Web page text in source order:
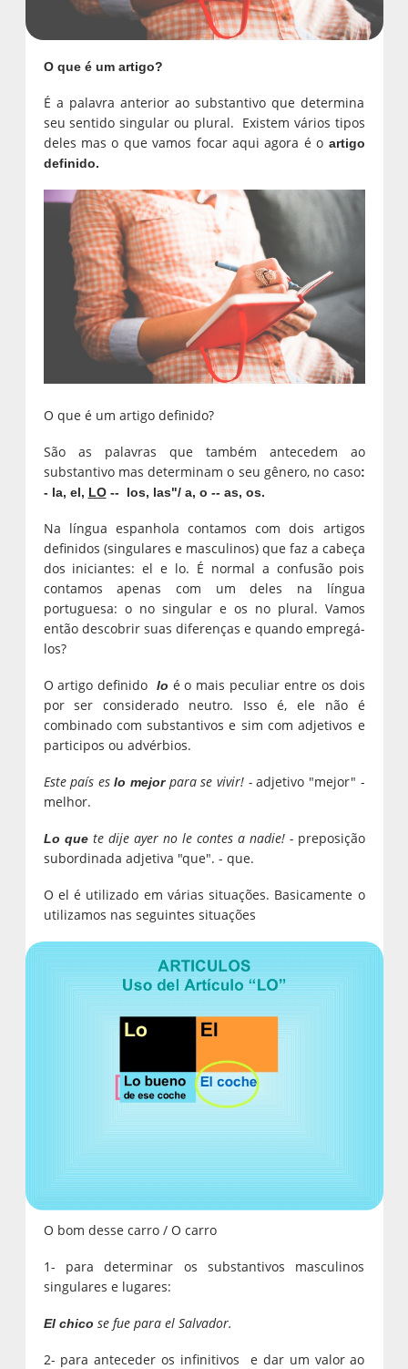
O que é um artigo?
É a palavra anterior ao substantivo que determina
seu sentido singular ou plural. Existem vários tipos
deles mas o que vamos focar aqui agora é o artigo
definido.
O que é um artigo definido?
São as palavras que também antecedem ao
substantivo mas determinam o seu gênero, no caso:
- la, el, LO-- los, las"/ a, o -- as, os.
Na língua espanhola contamos com dois artigos
definidos (singulares e masculinos) que faz a cabeça
dos iniciantes: el e lo. É normal a confusão pois
contamos apenas com um deles na língua
portuguesa: o no singular e os no plural. Vamos
então descobrir suas diferenças e quando empregá-
los?
O artigo definido lo é o mais peculiar entre os dois
por ser considerado neutro. Isso é, ele não é
combinado com substantivos e sim com adjetivos e
participos ou advérbios.
Este país eslo mejor para se vivir! -adjetivo "mejor" -
melhor.
Lo que te dije ayer no le contes a nadie! -preposição
subordinada adjetiva "que". - que.
O el é utilizado em várias situações. Basicamente o
utilizamos nas seguintes situações
O bom desse carro / O carro
1- para determinar os substantivos masculinos
singulares e lugares:
El chico se fue para el Salvador.
2- para anteceder os infinitivos e dar um valor ao